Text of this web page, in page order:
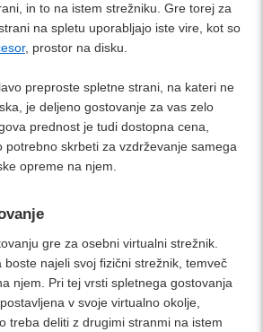
in to na istem strežniku. Gre torej za
na spletu uporabljajo iste vire, kot so
, prostor na disku.
preproste spletne strani, na kateri ne
je deljeno gostovanje za vas zelo
prednost je tudi dostopna cena,
potrebno skrbeti za vzdrževanje samega
opreme na njem.
gre za osebni virtualni strežnik.
najeli svoj fizični strežnik, temveč
njem. Pri tej vrsti spletnega gostovanja
v svoje virtualno okolje,
treba deliti z drugimi stranmi na istem